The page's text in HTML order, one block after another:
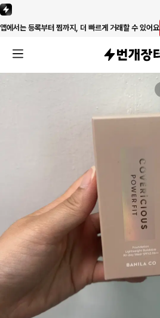
앱에서는 등록부터 찜까지, 더 빠르게 거래할 수 있어요